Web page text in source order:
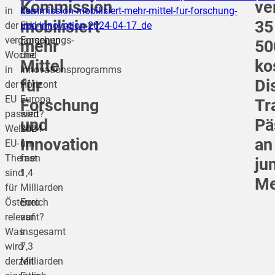
in
der
vergangenen
Woche
in
der
EU
passiert?
Welche
EU-
Themen
sind
für
Österreich
relevant?
Was
wird
derzeit
Kommission
mobilisiert
mehr
Mittel
für
Forschung
und
Innovation
des
EU-
Forschungs-
und
Innovationsprogramms
Horizont
Europa
wird
2024
um
fast
1,4
Milliarden
Euro
auf
insgesamt
7,3
Milliarden
kommission-mobilisiert-mehr-mittel-fur-forschung-
und-innovation-2024-04-17_de
35
an